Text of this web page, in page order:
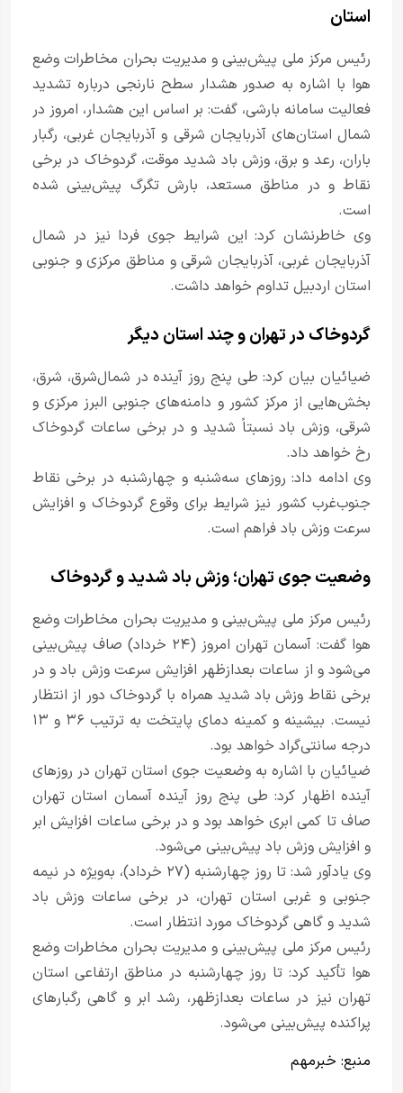
استان
رئیس مرکز ملی پیش‌بینی و مدیریت بحران مخاطرات وضع
هوا با اشاره به صدور هشدار سطح نارنجی درباره تشدید
فعالیت سامانه بارشی، گفت: بر اساس این هشدار، امروز در
شمال استان‌های آذربایجان شرقی و آذربایجان غربی، رگبار
باران، رعد و برق، وزش باد شدید موقت، گردوخاک در برخی
نقاط و در مناطق مستعد، بارش تگرگ پیش‌بینی شده
است.
وی خاطرنشان کرد: این شرایط جوی فردا نیز در شمال
آذربایجان غربی، آذربایجان شرقی و مناطق مرکزی و جنوبی
استان اردبیل تداوم خواهد داشت.
گردوخاک در تهران و چند استان دیگر
ضیائیان بیان کرد: طی پنج روز آینده در شمال‌شرق، شرق،
بخش‌هایی از مرکز کشور و دامنه‌های جنوبی البرز مرکزی و
شرقی، وزش باد نسبتاً شدید و در برخی ساعات گردوخاک
رخ خواهد داد.
وی ادامه داد: روزهای سه‌شنبه و چهارشنبه در برخی نقاط
جنوب‌غرب کشور نیز شرایط برای وقوع گردوخاک و افزایش
سرعت وزش باد فراهم است.
وضعیت جوی تهران؛ وزش باد شدید و گردوخاک
رئیس مرکز ملی پیش‌بینی و مدیریت بحران مخاطرات وضع
هوا گفت: آسمان تهران امروز (۲۴ خرداد) صاف پیش‌بینی
می‌شود و از ساعات بعدازظهر افزایش سرعت وزش باد و در
برخی نقاط وزش باد شدید همراه با گردوخاک دور از انتظار
نیست. بیشینه و کمینه دمای پایتخت به ترتیب ۳۶ و ۱۳
درجه سانتی‌گراد خواهد بود.
ضیائیان با اشاره به وضعیت جوی استان تهران در روزهای
آینده اظهار کرد: طی پنج روز آینده آسمان استان تهران
صاف تا کمی ابری خواهد بود و در برخی ساعات افزایش ابر
و افزایش وزش باد پیش‌بینی می‌شود.
وی یادآور شد: تا روز چهارشنبه (۲۷ خرداد)، به‌ویژه در نیمه
جنوبی و غربی استان تهران، در برخی ساعات وزش باد
شدید و گاهی گردوخاک مورد انتظار است.
رئیس مرکز ملی پیش‌بینی و مدیریت بحران مخاطرات وضع
هوا تأکید کرد: تا روز چهارشنبه در مناطق ارتفاعی استان
تهران نیز در ساعات بعدازظهر، رشد ابر و گاهی رگبارهای
پراکنده پیش‌بینی می‌شود.
منبع: خبر‌مهم